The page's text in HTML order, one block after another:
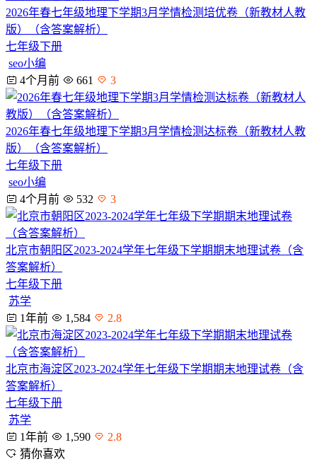
2026年春七年级地理下学期3月学情检测培优卷（新教材人教
版）（含答案解析）
七年级下册
seo小编
4个月前
661 3
2026年春七年级地理下学期3月学情检测达标卷（新教材人教
版）（含答案解析）
七年级下册
seo小编
4个月前
532 3
北京市朝阳区2023-2024学年七年级下学期期末地理试卷（含
答案解析）
七年级下册
苏学
1年前
1,584 2.8
北京市海淀区2023-2024学年七年级下学期期末地理试卷（含
答案解析）
七年级下册
苏学
1年前
1,590
2.8
猜你喜欢